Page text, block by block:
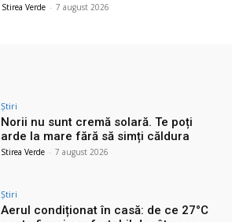
Stirea Verde - 7 august 2026
Știri
Norii nu sunt cremă solară. Te poți
arde la mare fără să simți căldura
Stirea Verde - 7 august 2026
Știri
Aerul condiționat în casă: de ce 27°C